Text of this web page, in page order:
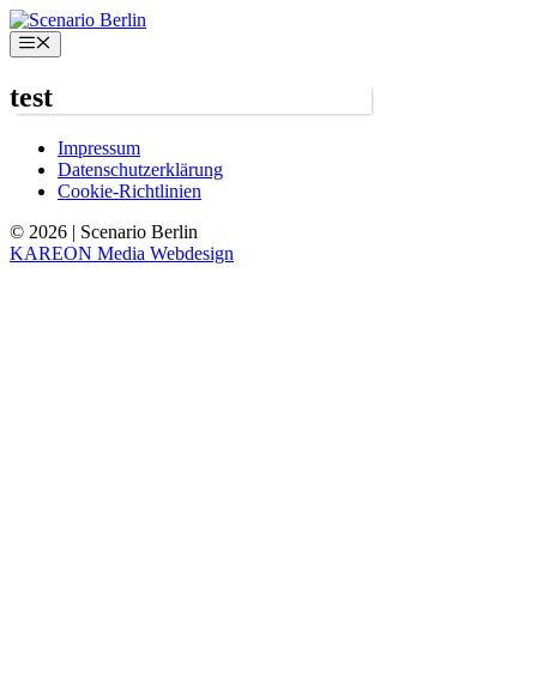
Zum
Inhalt
springen
Menü
test
Impressum
Datenschutzerklärung
Cookie-Richtlinien
© 2026 | Scenario Berlin
KAREON Media Webdesign